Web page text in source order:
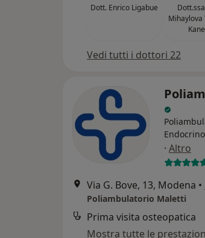
Dott. Enrico Ligabue
Mihaylova
Vedi tutti i dottori 22
· Altro
Via G. Bove, 13, Modena •
Poliambulatorio Maletti
Prima visita osteopatica
Mostra tutte le